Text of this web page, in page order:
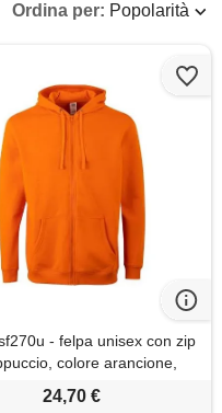
Ordina per: Popolarità
- felpa unisex con zip
colore arancione,
m, orange (arancione), m
24,70 €